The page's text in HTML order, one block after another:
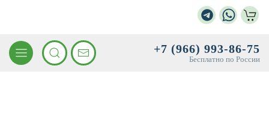
+7 (966) 993-86-75
Бесплатно по России